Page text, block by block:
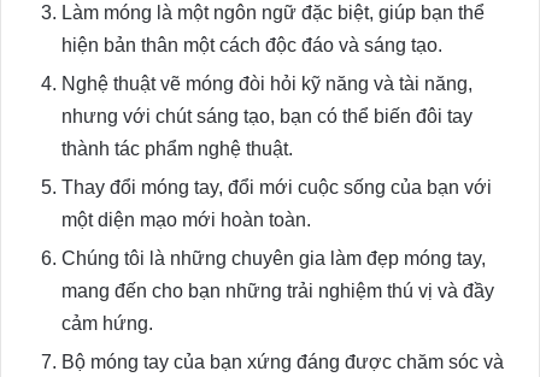
Làm móng là một ngôn ngữ đặc biệt, giúp bạn thể
hiện bản thân một cách độc đáo và sáng tạo.
Nghệ thuật vẽ móng đòi hỏi kỹ năng và tài năng,
nhưng với chút sáng tạo, bạn có thể biến đôi tay
thành tác phẩm nghệ thuật.
Thay đổi móng tay, đổi mới cuộc sống của bạn với
một diện mạo mới hoàn toàn.
Chúng tôi là những chuyên gia làm đẹp móng tay,
mang đến cho bạn những trải nghiệm thú vị và đầy
cảm hứng.
Bộ móng tay của bạn xứng đáng được chăm sóc và